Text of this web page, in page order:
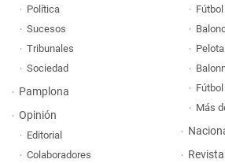
Política
Sucesos
Tribunales
Sociedad
Pamplona
Opinión
Editorial
Colaboradores
Fútbol
Pelota
Más
Revista